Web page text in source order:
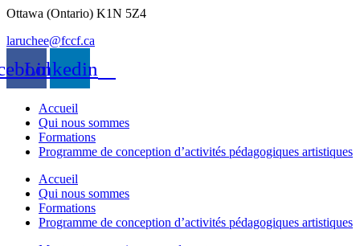
Ottawa (Ontario) K1N 5Z4
laruchee@fccf.ca
Linkedin
Accueil
Qui nous sommes
Formations
Programme de conception d’activités pédagogiques artistiques
Accueil
Qui nous sommes
Formations
Programme de conception d’activités pédagogiques artistiques